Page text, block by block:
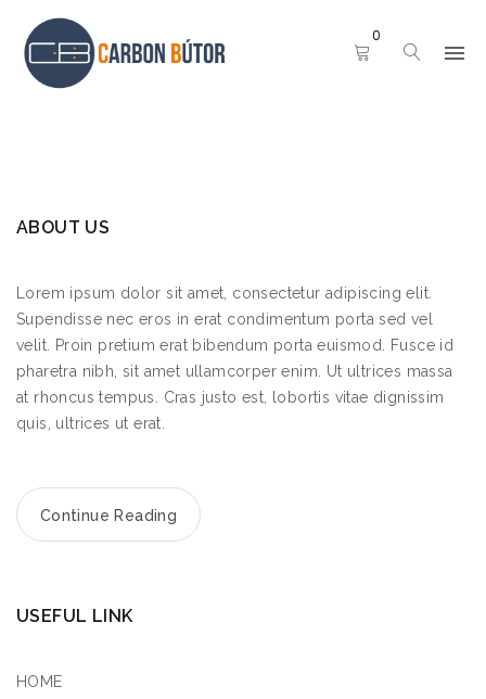
0
ABOUT US
Lorem ipsum dolor sit amet, consectetur adipiscing elit.
Supendisse nec eros in erat condimentum porta sed vel
velit. Proin pretium erat bibendum porta euismod. Fusce id
pharetra nibh, sit amet ullamcorper enim. Ut ultrices massa
at rhoncus tempus. Cras justo est, lobortis vitae dignissim
quis, ultrices ut erat.
Continue Reading
USEFUL LINK
HOME